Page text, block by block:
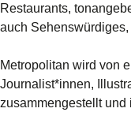
Restaurants,
auch
Metropolitan wird von
Journalist*innen,
zusammengestellt und